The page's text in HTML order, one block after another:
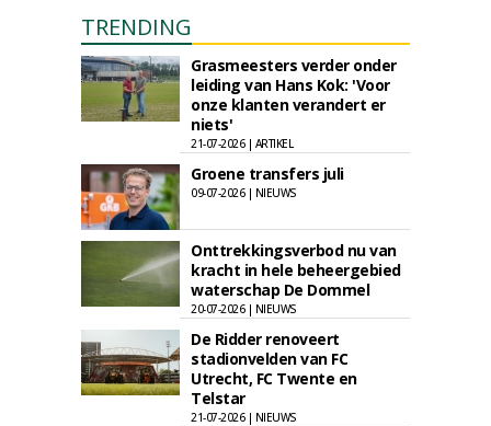
TRENDING
Grasmeesters verder onder
leiding van Hans Kok: 'Voor
onze klanten verandert er
niets'
21-07-2026 | ARTIKEL
Groene transfers juli
09-07-2026 | NIEUWS
Onttrekkingsverbod nu van
kracht in hele beheergebied
waterschap De Dommel
20-07-2026 | NIEUWS
De Ridder renoveert
stadionvelden van FC
Utrecht, FC Twente en
Telstar
21-07-2026 | NIEUWS